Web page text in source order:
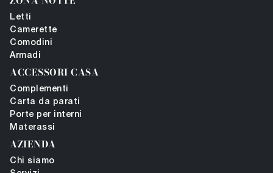
Letti
Camerette
Comodini
Armadi
ACCESSORI CASA
Complementi
Carta da parati
Porte per interni
Materassi
AZIENDA
Chi siamo